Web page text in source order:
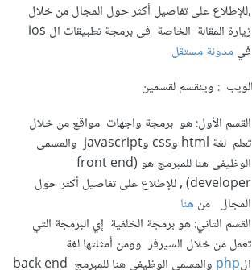
,للإطلاع على تفاصيل أكثر حول المجال من خلال
زيارة المقالة الخاصة فى برمجة تطبيقات ال ios
فيمدونة مستقل
القسم الأول: هو برمجة واجهات مواقع من خلال
تعلم لغة html وcss وjavascript والمسمى
الوظيفى هنا للمبرمج هو (front end
developer) , للإطلاع على تفاصيل أكثر حول
المجال منهنا
القسم الثاني: هو برمجة الخلفية إي البرمجة التي
تعمل من خلال السيرفر وومن أمثلتها لغة
الphp
والمسمى الوظيفى هنا للمبرمج back end